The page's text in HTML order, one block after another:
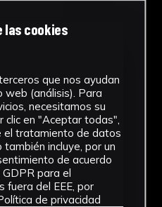
ibérica
Investigación
Cultural
las cookies
que nos ayudan
web (análisis). Para
necesitamos su
clic en "Aceptar todas",
el tratamiento de datos
incluye, por un
de acuerdo
para el
fuera del EEE, por
de privacidad